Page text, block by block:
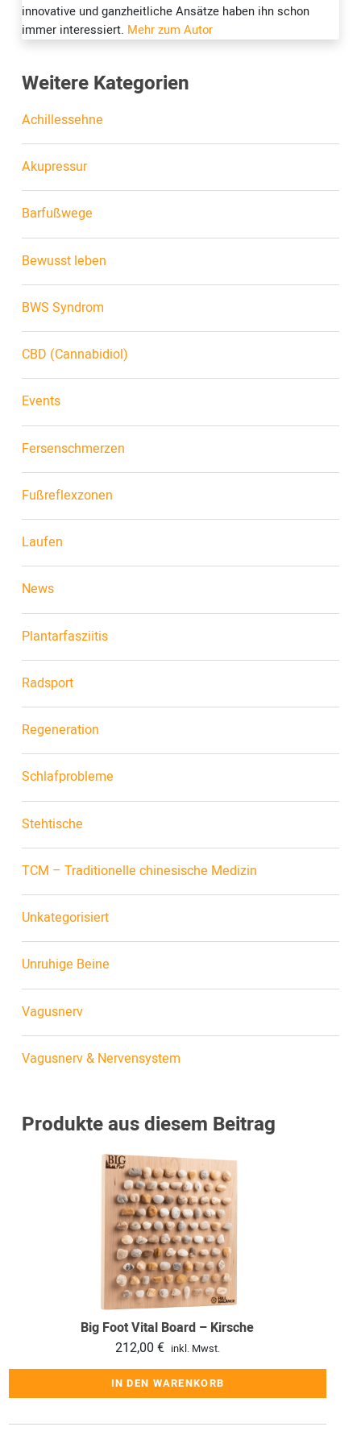
innovative und ganzheitliche Ansätze haben ihn schon
immer interessiert. Mehr zum Autor
Weitere Kategorien
Achillessehne
Akupressur
Barfußwege
Bewusst leben
BWS Syndrom
CBD (Cannabidiol)
Events
Fersenschmerzen
Fußreflexzonen
Laufen
News
Plantarfasziitis
Radsport
Regeneration
Schlafprobleme
Stehtische
TCM – Traditionelle chinesische Medizin
Unkategorisiert
Unruhige Beine
Vagusnerv
Vagusnerv & Nervensystem
Produkte aus diesem Beitrag
Big Foot Vital Board – Kirsche
212,00€ inkl. Mwst.
IN DEN WARENKORB